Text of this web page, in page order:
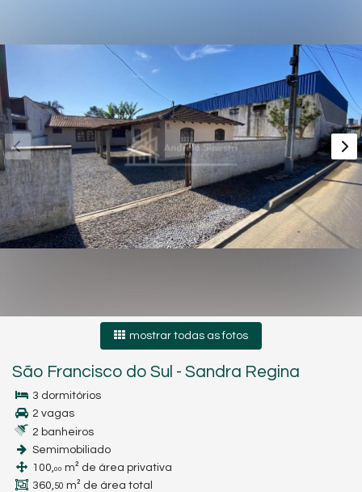
mostrar todas as fotos
São Francisco do Sul - Sandra Regina
3 dormitórios
2 vagas
2 banheiros
Semimobiliado
100,00 m² de área privativa
360,50 m² de área total